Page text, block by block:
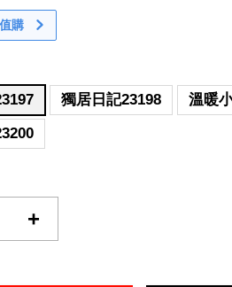
購
獨居日記23198
溫暖
+